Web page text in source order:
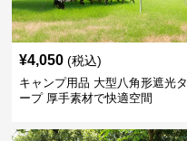
¥4,050 (税込)
キャンプ用品 大型八角形遮光タ
ープ 厚手素材で快適空間